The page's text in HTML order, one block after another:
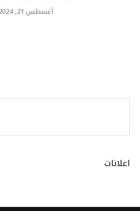
أغسطس 21, 2024
اعلانات